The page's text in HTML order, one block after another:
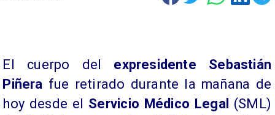
El cuerpo del expresidente Sebastián
Piñera fue retirado durante la mañana de
hoy desde el Servicio Médico Legal (SML)